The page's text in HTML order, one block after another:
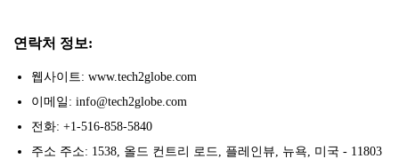
연락처 정보:
웹사이트: www.tech2globe.com
이메일: info@tech2globe.com
전화: +1-516-858-5840
주소 주소: 1538, 올드 컨트리 로드, 플레인뷰, 뉴욕, 미국 - 11803